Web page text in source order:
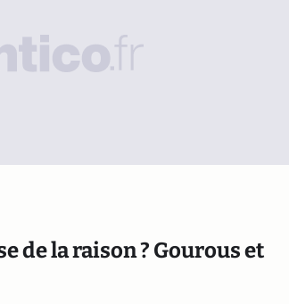
de la raison ? Gourous et